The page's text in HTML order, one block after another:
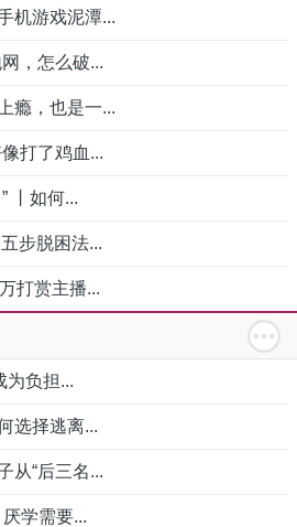
机游戏泥潭...
，怎么破...
瘾，也是一...
打了鸡血...
丨如何...
步脱困法...
打赏主播...
为负担...
选择逃离...
从“后三名...
学需要...